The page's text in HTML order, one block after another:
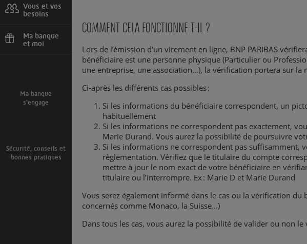
Vous et vos
besoins
client international
Ma banque
et moi
Ma banque
s'engage
Sécurité, conseils et
bonnes pratiques
COMMENT CELA FONCTIONNE-T-IL ?
Lors de l’émission d’un virement en ligne, BNP PARIBAS
bénéficiaire est une personne physique (Particulier ou
une entreprise, une association…), la vérification portera sur la
Ci-après les différents cas possibles :
Si les informations du bénéficiaire correspondent, un
habituellement
Si les informations ne correspondent pas exactement,
Marie Durand. Vous aurez la possibilité de poursuivre
Si les informations ne correspondent pas suffisamment,
règlementation. Vérifiez que le titulaire du compte
mettre à jour le nom exact de votre bénéficiaire en
titulaire ou l’interrompre. Ex : Marie D et Marie Durand
Vous serez également informé dans le cas ou la vérification
concernés comme Monaco, la Suisse...)
Dans tous les cas, vous aurez la possibilité de valider ou non le